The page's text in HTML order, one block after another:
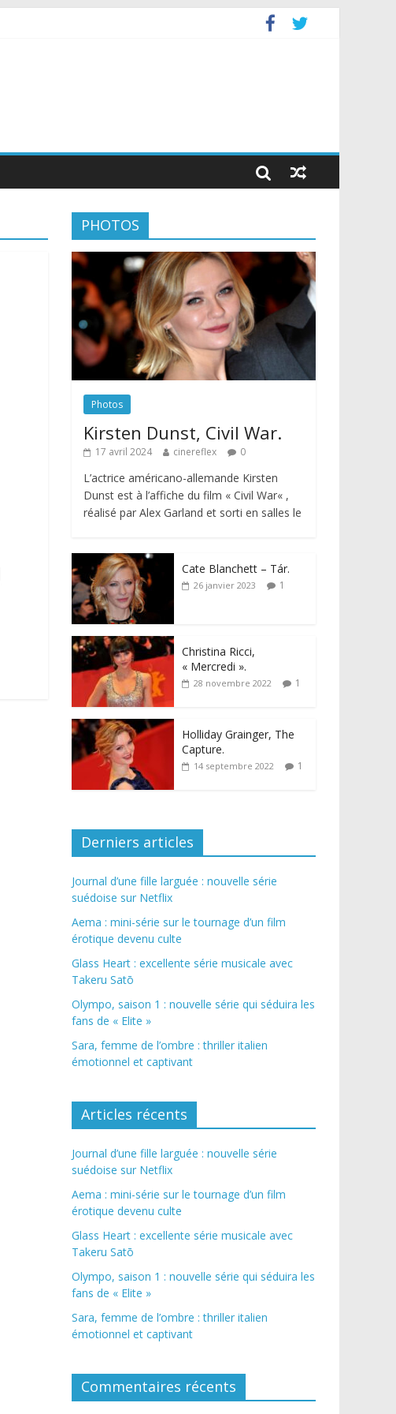
PHOTOS
Photos
Kirsten Dunst, Civil War.
17 avril 2024 cinereflex 0
L’actrice américano-allemande Kirsten
Dunst est à l’affiche du film « Civil War« ,
réalisé par Alex Garland et sorti en salles le
Cate Blanchett – Tár.
26 janvier 2023 1
Christina Ricci,
« Mercredi ».
28 novembre 2022 1
Holliday Grainger, The
Capture.
14 septembre 2022 1
Derniers articles
Journal d’une fille larguée : nouvelle série
suédoise sur Netflix
Aema : mini-série sur le tournage d’un film
érotique devenu culte
Glass Heart : excellente série musicale avec
Takeru Satō
Olympo, saison 1 : nouvelle série qui séduira les
fans de « Elite »
Sara, femme de l’ombre : thriller italien
émotionnel et captivant
Articles récents
Journal d’une fille larguée : nouvelle série
suédoise sur Netflix
Aema : mini-série sur le tournage d’un film
érotique devenu culte
Glass Heart : excellente série musicale avec
Takeru Satō
Olympo, saison 1 : nouvelle série qui séduira les
fans de « Elite »
Sara, femme de l’ombre : thriller italien
émotionnel et captivant
Commentaires récents